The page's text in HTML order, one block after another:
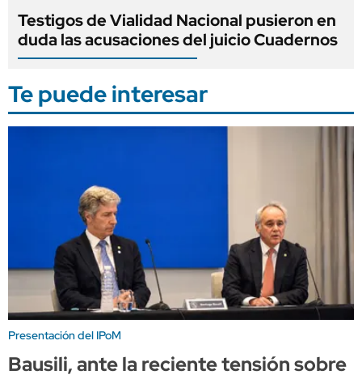
Testigos de Vialidad Nacional pusieron en
duda las acusaciones del juicio Cuadernos
Te puede interesar
Presentación del IPoM
Bausili, ante la reciente tensión sobre